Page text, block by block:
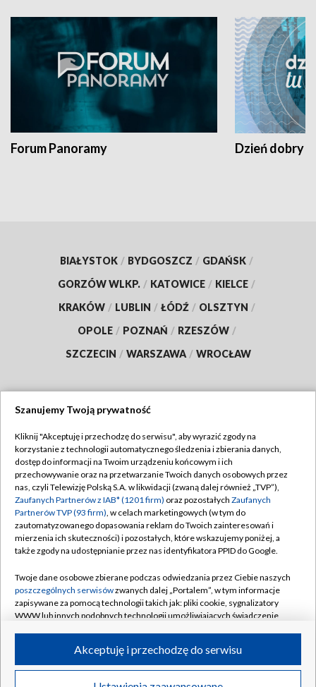
Forum Panoramy Dzień dobry
BIAŁYSTOK / BYDGOSZCZ / GDAŃSK /
GORZÓW WLKP. / KATOWICE / KIELCE /
KRAKÓW / LUBLIN / ŁÓDŹ / OLSZTYN /
OPOLE / POZNAŃ / RZESZÓW /
SZCZECIN / WARSZAWA / WROCŁAW
TVP
Abonament TVP
Emisja w TVP
Centrum informacji TVP
Naziemna Telewizja Cyfrowa
Rada Programowa
System NOS
Informacje o nadawcy
Program dla prasy
Regulamin TVP
Polityka prywatności
Moje zgody
Pomoc
Kontakt
Kanały
©2026 Telewizja Polska S.A. w likwidacji
Szanujemy Twoją prywatność
Kliknij "Akceptuję i przechodzę do serwisu", aby wyrazić zgody na
korzystanie z technologii automatycznego śledzenia i zbierania danych,
dostęp do informacji na Twoim urządzeniu końcowym i ich
przechowywanie oraz na przetwarzanie Twoich danych osobowych przez
nas, czyli Telewizję Polską S.A. w likwidacji (zwaną dalej również „TVP”),
Zaufanych Partnerów z IAB* (1201 firm) oraz pozostałych Zaufanych
Partnerów TVP (93 firm), w celach marketingowych (w tym do
zautomatyzowanego dopasowania reklam do Twoich zainteresowań i
mierzenia ich skuteczności) i pozostałych, które wskazujemy poniżej, a
także zgody na udostępnianie przez nas identyfikatora PPID do Google.
Twoje dane osobowe zbierane podczas odwiedzania przez Ciebie naszych
poszczególnych serwisówzwanych dalej „Portalem”, w tym informacje
zapisywane za pomocą technologii takich jak: pliki cookie, sygnalizatory
WWW lub innych podobnych technologii umożliwiających świadczenie
ruchu w Internecie.
Twoje dane osobowe zbierane podczas odwiedzania przez Ciebie
Akceptuję i przechodzę do serwisu